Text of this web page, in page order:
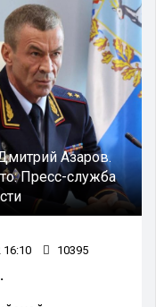
Азаров.
Пресс-служба
16:10 10395